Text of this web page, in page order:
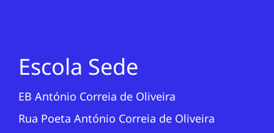
Escola Sede
EB António Correia de Oliveira
Rua Poeta António Correia de Oliveira